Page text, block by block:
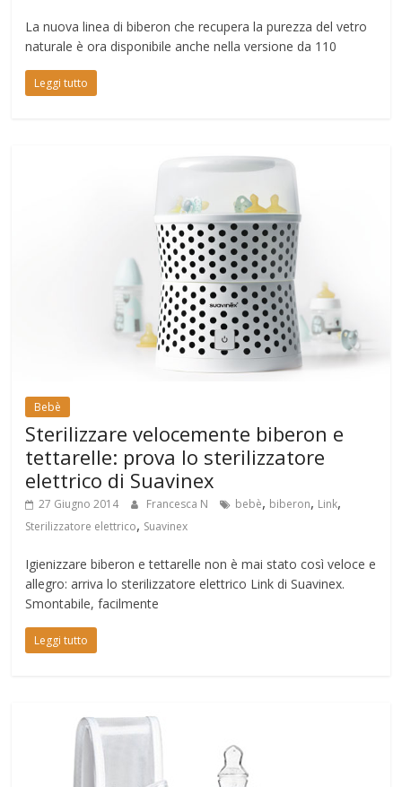
La nuova linea di biberon che recupera la purezza del vetro
naturale è ora disponibile anche nella versione da 110
Leggi tutto
Bebè
Sterilizzare velocemente biberon e
tettarelle: prova lo sterilizzatore
elettrico di Suavinex
27 Giugno 2014 Francesca N bebè, biberon, Link,
Sterilizzatore elettrico, Suavinex
Igienizzare biberon e tettarelle non è mai stato così veloce e
allegro: arriva lo sterilizzatore elettrico Link di Suavinex.
Smontabile, facilmente
Leggi tutto